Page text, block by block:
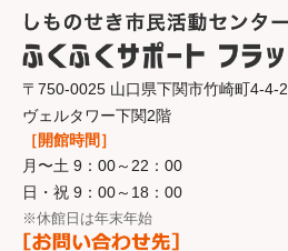
〒750-0025 山口県下関市竹崎町4-4-2
ヴェルタワー下関2階
［開館時間］
月〜土 9：00～22：00
日・祝 9：00～18：00
※休館日は年末年始